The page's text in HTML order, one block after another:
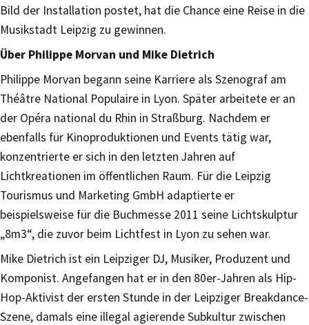
Bild der Installation postet, hat die Chance eine Reise in die
Musikstadt Leipzig zu gewinnen.
Über Philippe Morvan und Mike Dietrich
Philippe Morvan begann seine Karriere als Szenograf am
Théâtre National Populaire in Lyon. Später arbeitete er an
der Opéra national du Rhin in Straßburg. Nachdem er
ebenfalls für Kinoproduktionen und Events tätig war,
konzentrierte er sich in den letzten Jahren auf
Lichtkreationen im öffentlichen Raum. Für die Leipzig
Tourismus und Marketing GmbH adaptierte er
beispielsweise für die Buchmesse 2011 seine Lichtskulptur
„8m3“, die zuvor beim Lichtfest in Lyon zu sehen war.
Mike Dietrich ist ein Leipziger DJ, Musiker, Produzent und
Komponist. Angefangen hat er in den 80er-Jahren als Hip-
Hop-Aktivist der ersten Stunde in der Leipziger Breakdance-
Szene, damals eine illegal agierende Subkultur zwischen